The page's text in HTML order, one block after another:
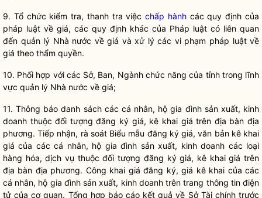
9. Tổ chức kiểm tra, thanh tra việcchấp hànhcác quy định của
pháp luật về giá, các quy định khác của Pháp luật có liên quan
đến quản lý Nhà nước về giá và xử lý các vi phạm pháp luậtvề
giá theo thẩm quyền.
10. Phối hợp với các Sở, Ban, Ngành chức năng của tỉnh trong lĩnh
vực quản lý Nhà nước về giá;
11. Thông báo danh sách các cá nhân, hộ gia đình sản xuất, kinh
doanh thuộc đối tượngđăng ký giá, kê khai giá trên địa bàn địa
phương. Tiếp nhận, rà soát Biểu mẫu đăng ký giá, văn bản kê khai
giá của các cá nhân, hộ gia đình sản xuất, kinh doanh các loại
hàng hóa,dịch vụ thuộc đối tượng đăng ký giá, kê khai giá trên
địa bàn địa phương. Công khai giá đăng ký, giá kê khai của các
cá nhân, hộ gia đình sản xuất, kinh doanh trên trang thông tin điện
tử của cơ quan. Tổng hợp báo cáo kết quả về Sở Tài chính trước